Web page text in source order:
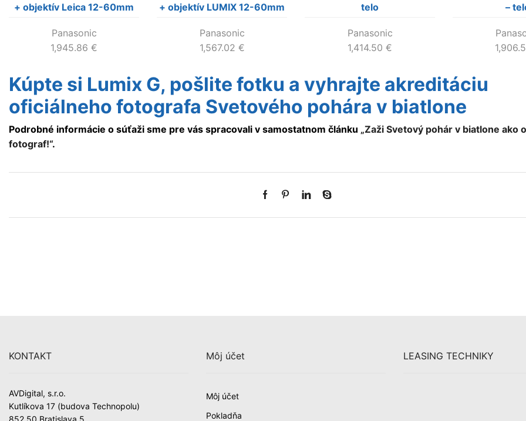
+ objektív Leica 12-60mm
Panasonic
1,945.86 €
+ objektív LUMIX 12-60mm
Panasonic
1,567.02 €
telo
Panasonic
1,414.50 €
–
Kúpte si Lumix G, pošlite fotku a vyhrajte akreditáciu
oficiálneho fotografa Svetového pohára v biatlone
Podrobné informácie o súťaži sme pre vás spracovali v samostatnom článku „Zaži Svetový pohár v biatlone ako
fotograf!“.
KONTAKT
AVDigital, s.r.o.
Kutlíkova 17 (budova Technopolu)
852 50 Bratislava 5
Môj účet
Môj účet
Pokladňa
LEASING TECHNIKY